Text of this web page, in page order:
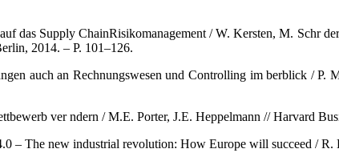
das Supply ChainRisikomanagement / W. Kersten, M. Schr
2014. – P. 101–126.
auch an Rechnungswesen und Controlling im berblick /
ver ndern / M.E. Porter, J.E. Heppelmann // Harvard
– The new industrial revolution: How Europe will succeed / R.